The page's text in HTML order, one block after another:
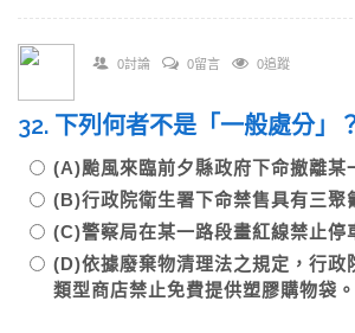
0討論 0留言 0追蹤
32. 下列何者不是「一般處分」
(A)颱風來臨前夕縣政府下命撤離
(B)行政院衛生署下命禁售具有三
(C)警察局在某一路段畫紅線禁止
(D)依據廢棄物清理法之規定，行政
類型商店禁止免費提供塑膠購物袋。